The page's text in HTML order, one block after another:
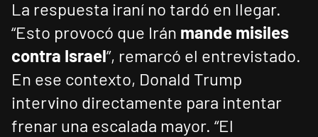
La respuesta iraní no tardó en llegar.
“Esto provocó que Irán mande misiles
contra Israel”, remarcó el entrevistado.
En ese contexto, Donald Trump
intervino directamente para intentar
frenar una escalada mayor. “El